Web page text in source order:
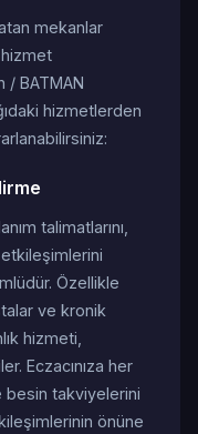
mekanlar
hizmet
/ BATMAN
hizmetlerden
talimatlarını,
Özellikle
ve kronik
hizmeti,
Eczacınıza her
besin takviyelerini
önüne